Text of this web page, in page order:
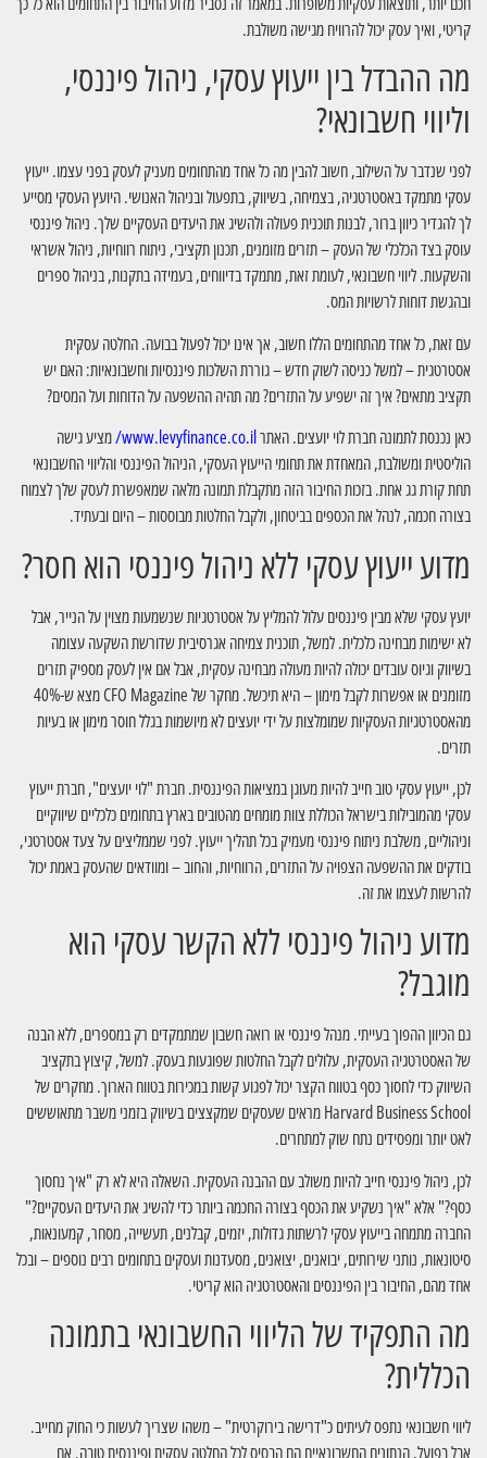
קריטי, ואיך עסק יכול להרוויח מגישה משולבת.
מה ההבדל בין ייעוץ עסקי, ניהול פיננסי,
וליווי חשבונאי?
לפני שנדבר על השילוב, חשוב להבין מה כל אחד מהתחומים מעניק לעסק בפני עצמו. ייעוץ
עסקי מתמקד באסטרטגיה, בצמיחה, בשיווק, בתפעול ובניהול האנושי. היועץ העסקי מסייע
לך להגדיר כיוון ברור, לבנות תוכנית פעולה ולהשיג את היעדים העסקיים שלך. ניהול פיננסי
עוסק בצד הכלכלי של העסק – תזרים מזומנים, תכנון תקציבי, ניתוח רווחיות, ניהול אשראי
והשקעות. ליווי חשבונאי, לעומת זאת, מתמקד בדיווחים, בעמידה בתקנות, בניהול ספרים
ובהגשת דוחות לרשויות המס.
עם זאת, כל אחד מהתחומים הללו חשוב, אך אינו יכול לפעול בבועה. החלטה עסקית
אסטרטגית – למשל כניסה לשוק חדש – גוררת השלכות פיננסיות וחשבונאיות: האם יש
תקציב מתאים? איך זה ישפיע על התזרים? מה תהיה ההשפעה על הדוחות ועל המסים?
כאן נכנסת לתמונה חברת לוי יועצים. האתרwww.levyfinance.co.il/ מציע גישה
הוליסטית ומשולבת, המאחדת את תחומי הייעוץ העסקי, הניהול הפיננסי והליווי החשבונאי
תחת קורת גג אחת. בזכות החיבור הזה מתקבלת תמונה מלאה שמאפשרת לעסק שלך לצמוח
בצורה חכמה, לנהל את הכספים בביטחון, ולקבל החלטות מבוססות – היום ובעתיד.
מדוע ייעוץ עסקי ללא ניהול פיננסי הוא חסר?
יועץ עסקי שלא מבין פיננסים עלול להמליץ על אסטרטגיות שנשמעות מצוין על הנייר, אבל
לא ישימות מבחינה כלכלית. למשל, תוכנית צמיחה אגרסיבית שדורשת השקעה עצומה
בשיווק וגיוס עובדים יכולה להיות מעולה מבחינה עסקית, אבל אם אין לעסק מספיק תזרים
מזומנים או אפשרות לקבל מימון – היא תיכשל. מחקר של CFO Magazine מצא ש-40%
מהאסטרטגיות העסקיות שמומלצות על ידי יועצים לא מיושמות בגלל חוסר מימון או בעיות
תזרים.
לכן, ייעוץ עסקי טוב חייב להיות מעוגן במציאות הפיננסית. חברת "לוי יועצים", חברת ייעוץ
עסקי מהמובילות בישראל הכוללת צוות מומחים מהטובים בארץ בתחומים כלכליים שיווקיים
וניהוליים, משלבת ניתוח פיננסי מעמיק בכל תהליך ייעוץ. לפני שממליצים על צעד אסטרטגי,
בודקים את ההשפעה הצפויה על התזרים, הרווחיות, והחוב – ומוודאים שהעסק באמת יכול
להרשות לעצמו את זה.
מדוע ניהול פיננסי ללא הקשר עסקי הוא
מוגבל?
גם הכיוון ההפוך בעייתי. מנהל פיננסי או רואה חשבון שמתמקדים רק במספרים, ללא הבנה
של האסטרטגיה העסקית, עלולים לקבל החלטות שפוגעות בעסק. למשל, קיצוץ בתקציב
השיווק כדי לחסוך כסף בטווח הקצר יכול לפגוע קשות במכירות בטווח הארוך. מחקרים של
Harvard Business School מראים שעסקים שמקצצים בשיווק בזמני משבר מתאוששים
לאט יותר ומפסידים נתח שוק למתחרים.
לכן, ניהול פיננסי חייב להיות משולב עם ההבנה העסקית. השאלה היא לא רק "איך נחסוך
כסף?" אלא "איך נשקיע את הכסף בצורה החכמה ביותר כדי להשיג את היעדים העסקיים?"
החברה מתמחה בייעוץ עסקי לרשתות גדולות, יזמים, קבלנים, תעשייה, מסחר, קמעונאות,
סיטונאות, נותני שירותים, יבואנים, יצואנים, מסעדנות ועסקים בתחומים רבים נוספים – ובכל
אחד מהם, החיבור בין הפיננסים והאסטרטגיה הוא קריטי.
מה התפקיד של הליווי החשבונאי בתמונה
הכללית?
ליווי חשבונאי נתפס לעיתים כ"דרישה בירוקרטית" – משהו שצריך לעשות כי החוק מחייב.
אבל בפועל, הנתונים החשבונאיים הם הבסיס לכל החלטה עסקית ופיננסית טובה. אם